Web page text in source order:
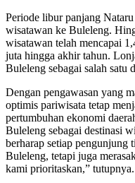
Periode libur panjang
wisatawan ke Buleleng.
wisatawan telah mencapai
juta hingga akhir tahun.
Buleleng sebagai salah satu
Dengan pengawasan yang
optimis pariwisata tetap
pertumbuhan ekonomi
Buleleng sebagai destinasi
berharap setiap pengunjung
Buleleng, tetapi juga
kami prioritaskan,” tutupnya.